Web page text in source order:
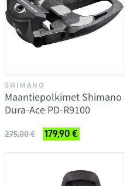
SHIMANO
Maantiepolkimet Shimano
Dura-Ace PD-R9100
275,00 € 179,90 €